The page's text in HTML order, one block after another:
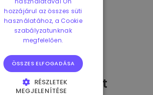
miután
-t
hozzájárul az összes süti
használatához, a Cookie
szabályzatunknak
megfelelően.
ÖSSZES ELFOGADÁSA
RÉSZLETEK
MEGJELENÍTÉSE